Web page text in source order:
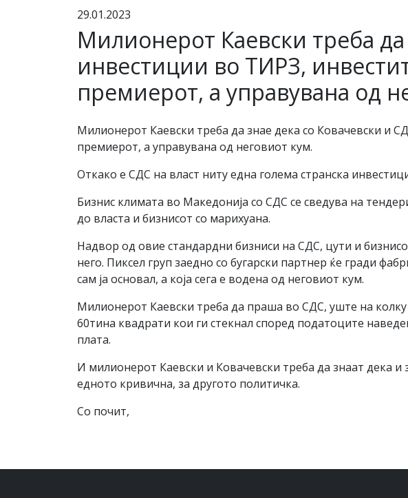
29.01.2023
Милионерот Каевски треба
инвестиции во ТИРЗ,
премиерот, а управувана од
Милионерот Каевски треба да знае дека со Ковачевски и
премиерот, а управувана од неговиот кум.
Откако е СДС на власт ниту една голема странска
Бизнис климата во Македонија со СДС се сведува на
до власта и бизнисот со марихуана.
Надвор од овие стандардни бизниси на СДС, цути и
него. Пиксел груп заедно со бугарски партнер ќе гради
сам ја основал, а која сега е водена од неговиот кум.
Милионерот Каевски треба да праша во СДС, уште на
60тина квадрати кои ги стекнал според податоците
плата.
И милионерот Каевски и Ковачевски треба да знаат дека
едното кривична, за другото политичка.
Со почит,